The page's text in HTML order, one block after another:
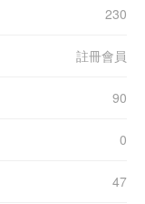
230
註冊會員
90
0
47